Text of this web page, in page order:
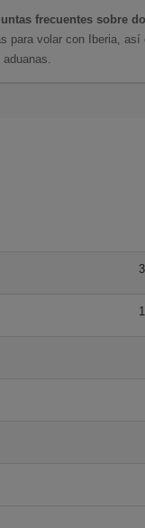
frecuentes sobre
para volar con Iberia, así